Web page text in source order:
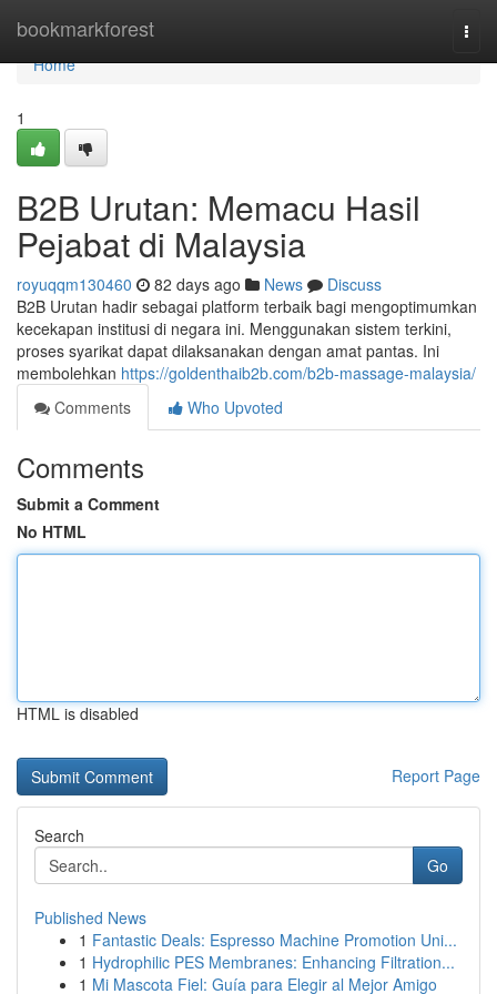
bookmarkforest
Home
Home
1
B2B Urutan: Memacu Hasil
Pejabat di Malaysia
royuqqm130460 82 days ago News
Discuss
B2B Urutan hadir sebagai platform terbaik bagi mengoptimumkan
kecekapan institusi di negara ini. Menggunakan sistem terkini,
proses syarikat dapat dilaksanakan dengan amat pantas. Ini
membolehkan https://goldenthaib2b.com/b2b-massage-malaysia/
Comments
Who Upvoted
Comments
Submit a Comment
No HTML
HTML is disabled
Report Page
Search
Go
Published News
1 Fantastic Deals: Espresso Machine Promotion Uni...
1 Hydrophilic PES Membranes: Enhancing Filtration...
1 Mi Mascota Fiel: Guía para Elegir al Mejor Amigo